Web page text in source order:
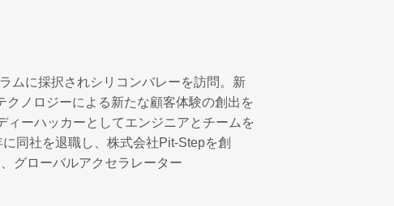
ムに採択されシリコンバレーを訪問。新
ノロジーによる新たな顧客体験の創出を
ーハッカーとしてエンジニアとチームを
同社を退職し、株式会社Pit-Stepを創
グローバルアクセラレーター